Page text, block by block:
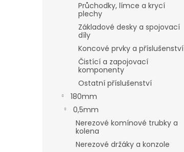
Průchodky, límce a krycí
plechy
Základové desky a spojovací
díly
Koncové prvky a příslušenství
Čistící a zapojovací
komponenty
Ostatní příslušenství
180mm
0,5mm
Nerezové komínové trubky a
kolena
Nerezové držáky a konzole